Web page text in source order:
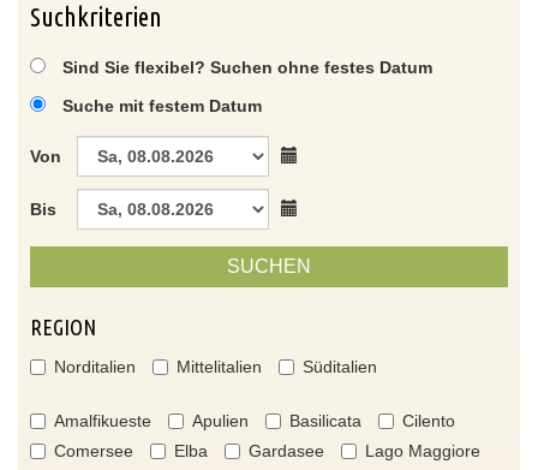
Suchkriterien
Sind Sie flexibel? Suchen ohne festes Datum
Suche mit festem Datum
Von
Bis
SUCHEN
REGION
Norditalien Mittelitalien Süditalien
Amalfikueste Apulien Basilicata
Cilento
Comersee
Elba Gardasee
Lago Maggiore